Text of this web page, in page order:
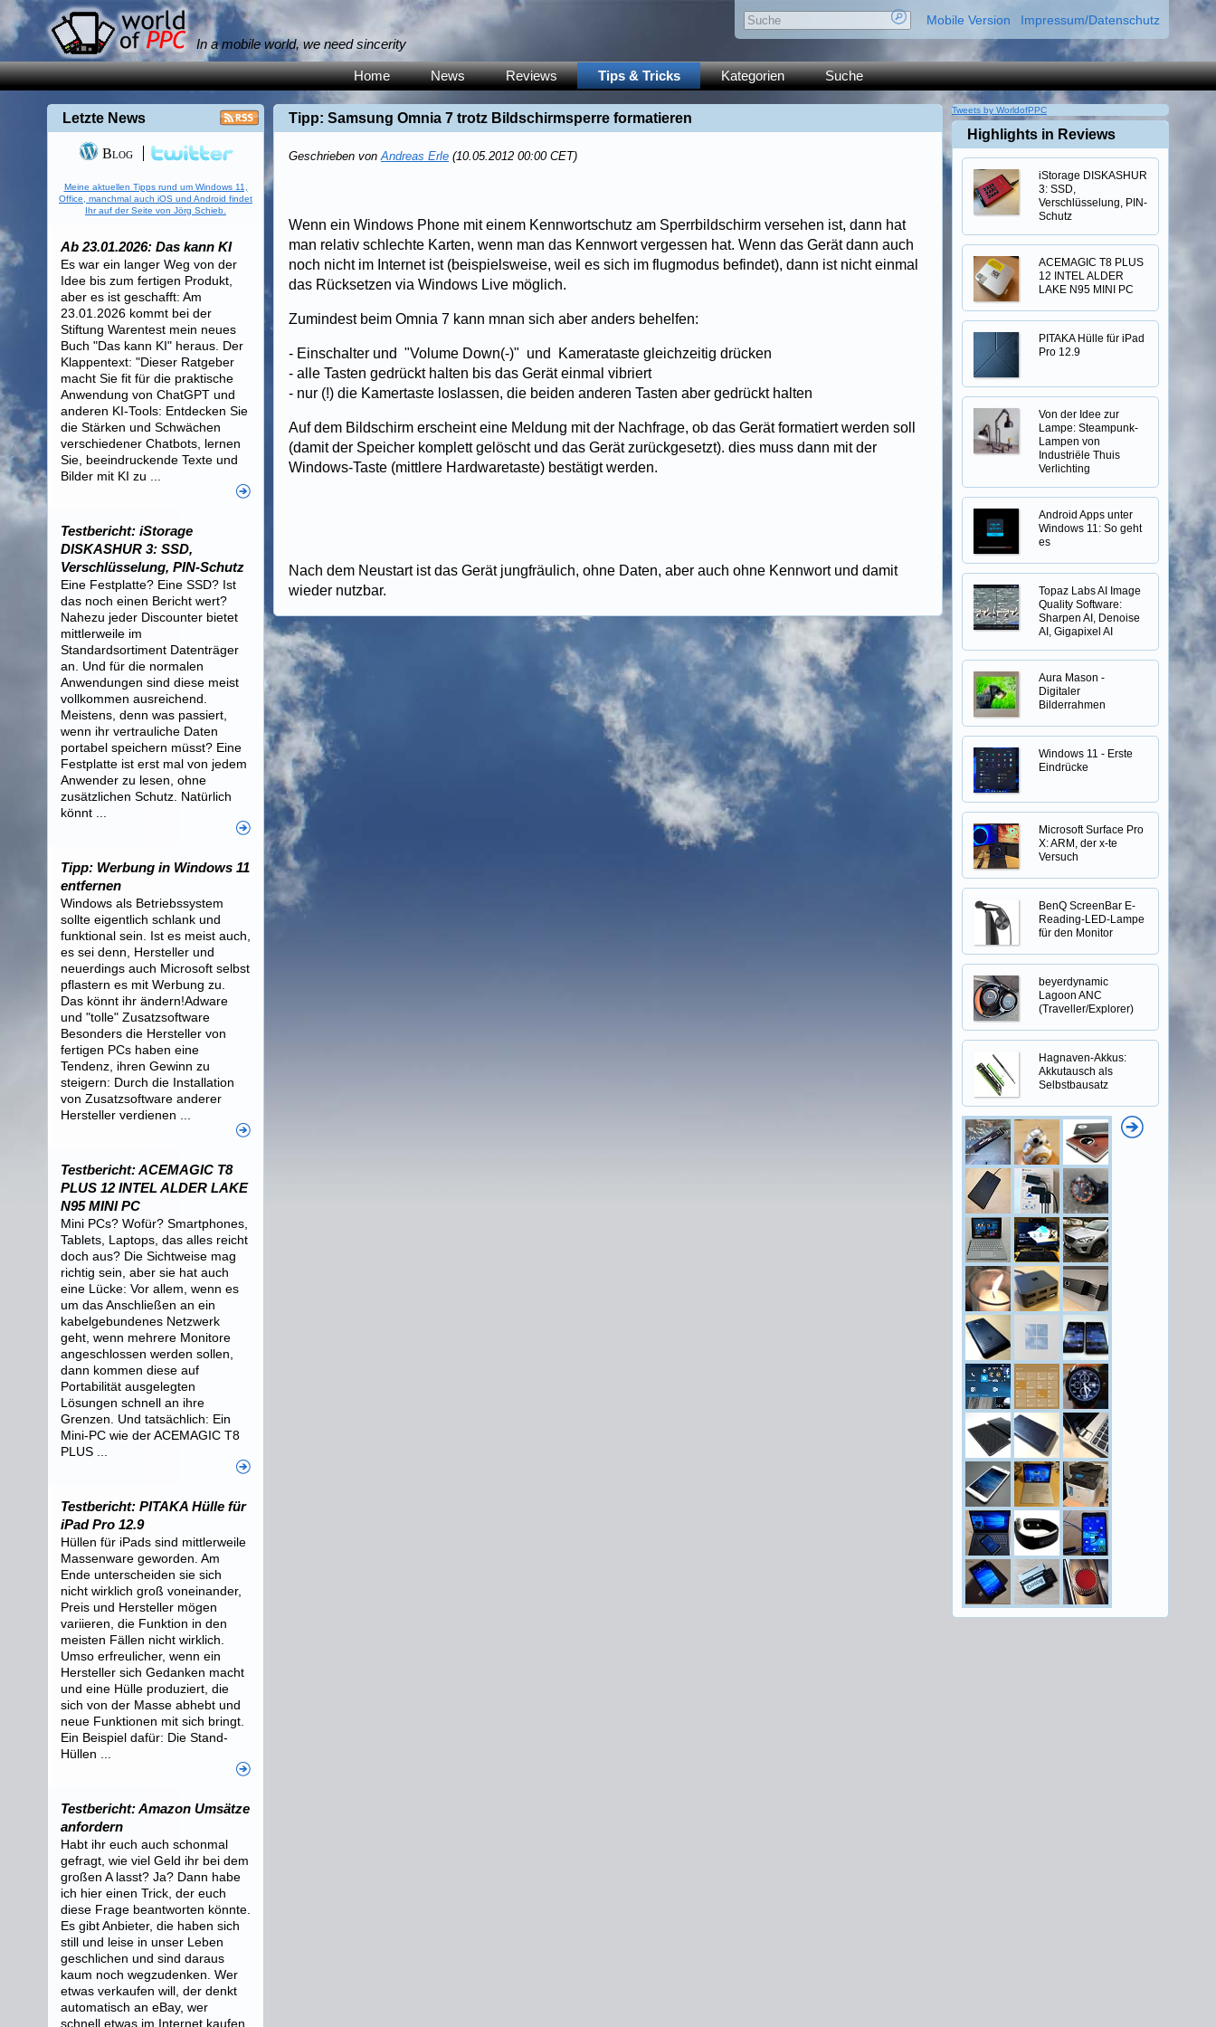
In a mobile world, we need sincerity
Mobile Version Impressum/Datenschutz
Home News Reviews Tips & Tricks Kategorien Suche
Tipp: Samsung Omnia 7 trotz Bildschirmsperre formatieren
Geschrieben vonAndreas Erle (10.05.2012 00:00 CET)
Wenn ein Windows Phone mit einem Kennwortschutz am Sperrbildschirm versehen ist, dann hat
man relativ schlechte Karten, wenn man das Kennwort vergessen hat. Wenn das Gerät dann auch
noch nicht im Internet ist (beispielsweise, weil es sich im flugmodus befindet), dann ist nicht einmal
das Rücksetzen via Windows Live möglich.
Zumindest beim Omnia 7 kann mnan sich aber anders behelfen:
- Einschalter und "Volume Down(-)" und Kamerataste gleichzeitig drücken
- alle Tasten gedrückt halten bis das Gerät einmal vibriert
- nur (!) die Kamertaste loslassen, die beiden anderen Tasten aber gedrückt halten
Auf dem Bildschirm erscheint eine Meldung mit der Nachfrage, ob das Gerät formatiert werden soll
(damit der Speicher komplett gelöscht und das Gerät zurückgesetzt). dies muss dann mit der
Windows-Taste (mittlere Hardwaretaste) bestätigt werden.
Nach dem Neustart ist das Gerät jungfräulich, ohne Daten, aber auch ohne Kennwort und damit
wieder nutzbar.
Letzte News
Blog
Meine aktuellen Tipps rund um Windows 11,
Office, manchmal auch iOS und Android findet
Ihr auf der Seite von Jörg Schieb.
Ab 23.01.2026: Das kann KI
Es war ein langer Weg von der
Idee bis zum fertigen Produkt,
aber es ist geschafft: Am
23.01.2026 kommt bei der
Stiftung Warentest mein neues
Buch "Das kann KI" heraus. Der
Klappentext: "Dieser Ratgeber
macht Sie fit für die praktische
Anwendung von ChatGPT und
anderen KI-Tools: Entdecken Sie
die Stärken und Schwächen
verschiedener Chatbots, lernen
Sie, beeindruckende Texte und
Bilder mit KI zu ...
Testbericht: iStorage
DISKASHUR 3: SSD,
Verschlüsselung, PIN-Schutz
Eine Festplatte? Eine SSD? Ist
das noch einen Bericht wert?
Nahezu jeder Discounter bietet
mittlerweile im
Standardsortiment Datenträger
an. Und für die normalen
Anwendungen sind diese meist
vollkommen ausreichend.
Meistens, denn was passiert,
wenn ihr vertrauliche Daten
portabel speichern müsst? Eine
Festplatte ist erst mal von jedem
Anwender zu lesen, ohne
zusätzlichen Schutz. Natürlich
könnt ...
Tipp: Werbung in Windows 11
entfernen
Windows als Betriebssystem
sollte eigentlich schlank und
funktional sein. Ist es meist auch,
es sei denn, Hersteller und
neuerdings auch Microsoft selbst
pflastern es mit Werbung zu.
Das könnt ihr ändern!Adware
und "tolle" Zusatzsoftware
Besonders die Hersteller von
fertigen PCs haben eine
Tendenz, ihren Gewinn zu
steigern: Durch die Installation
von Zusatzsoftware anderer
Hersteller verdienen ...
Testbericht: ACEMAGIC T8
PLUS 12 INTEL ALDER LAKE
N95 MINI PC
Mini PCs? Wofür? Smartphones,
Tablets, Laptops, das alles reicht
doch aus? Die Sichtweise mag
richtig sein, aber sie hat auch
eine Lücke: Vor allem, wenn es
um das Anschließen an ein
kabelgebundenes Netzwerk
geht, wenn mehrere Monitore
angeschlossen werden sollen,
dann kommen diese auf
Portabilität ausgelegten
Lösungen schnell an ihre
Grenzen. Und tatsächlich: Ein
Mini-PC wie der ACEMAGIC T8
PLUS ...
Testbericht: PITAKA Hülle für
iPad Pro 12.9
Hüllen für iPads sind mittlerweile
Massenware geworden. Am
Ende unterscheiden sie sich
nicht wirklich groß voneinander,
Preis und Hersteller mögen
variieren, die Funktion in den
meisten Fällen nicht wirklich.
Umso erfreulicher, wenn ein
Hersteller sich Gedanken macht
und eine Hülle produziert, die
sich von der Masse abhebt und
neue Funktionen mit sich bringt.
Ein Beispiel dafür: Die Stand-
Hüllen ...
Testbericht: Amazon Umsätze
anfordern
Habt ihr euch auch schonmal
gefragt, wie viel Geld ihr bei dem
großen A lasst? Ja? Dann habe
ich hier einen Trick, der euch
diese Frage beantworten könnte.
Es gibt Anbieter, die haben sich
still und leise in unser Leben
geschlichen und sind daraus
kaum noch wegzudenken. Wer
etwas verkaufen will, der denkt
automatisch an eBay, wer
schnell etwas im Internet kaufen
Tweets by WorldofPPC
Highlights in Reviews
iStorage DISKASHUR
3: SSD,
Verschlüsselung, PIN-
Schutz
ACEMAGIC T8 PLUS
12 INTEL ALDER
LAKE N95 MINI PC
PITAKA Hülle für iPad
Pro 12.9
Von der Idee zur
Lampe: Steampunk-
Lampen von
Industriële Thuis
Verlichting
Android Apps unter
Windows 11: So geht
es
Topaz Labs AI Image
Quality Software:
Sharpen AI, Denoise
AI, Gigapixel AI
Aura Mason -
Digitaler
Bilderrahmen
Windows 11 - Erste
Eindrücke
Microsoft Surface Pro
X: ARM, der x-te
Versuch
BenQ ScreenBar E-
Reading-LED-Lampe
für den Monitor
beyerdynamic
Lagoon ANC
(Traveller/Explorer)
Hagnaven-Akkus:
Akkutausch als
Selbstbausatz